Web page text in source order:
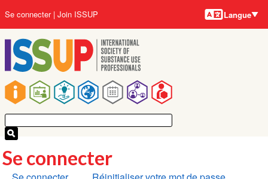
au
contenu
principal
Main
navigation
User
account
menu
Se connecter Join ISSUP Langues
Langue
Se connecter